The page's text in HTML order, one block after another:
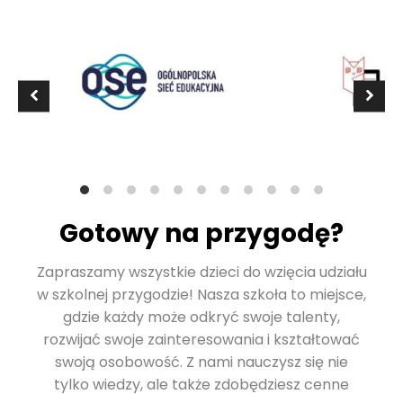
Gotowy na przygodę?
Zapraszamy wszystkie dzieci do wzięcia udziału
w szkolnej przygodzie! Nasza szkoła to miejsce,
gdzie każdy może odkryć swoje talenty,
rozwijać swoje zainteresowania i kształtować
swoją osobowość. Z nami nauczysz się nie
tylko wiedzy, ale także zdobędziesz cenne